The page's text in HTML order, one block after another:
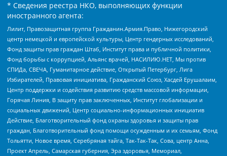
* Сведения реестра НКО, выполняющих функции
иностранного агента:
Лилит, Правозащитная группа Гражданин.Армия.Право, Нижегородский
центр немецкой и европейской культуры, Центр гендерных исследований,
Фонд защиты прав граждан Штаб, Институт права и публичной политики,
Фонд борьбы с коррупцией, Альянс врачей, НАСИЛИЮ.НЕТ, Мы против
СПИДа, СВЕЧА, Гуманитарное действие, Открытый Петербург, Лига
Избирателей, Правовая инициатива, Гражданский Союз, Хасдей Ерушалаим,
Центр поддержки и содействия развитию средств массовой информации,
Горячая Линия, В защиту прав заключенных, Институт глобализации и
социальных движений, Центр социально-информационных инициатив
Действие, Благотворительный фонд охраны здоровья и защиты прав
граждан, Благотворительный фонд помощи осужденным и их семьям, Фонд
Тольятти, Новое время, Серебряная тайга, Так-Так-Так, Сова, центр Анна,
Проект Апрель, Самарская губерния, Эра здоровья, Мемориал,